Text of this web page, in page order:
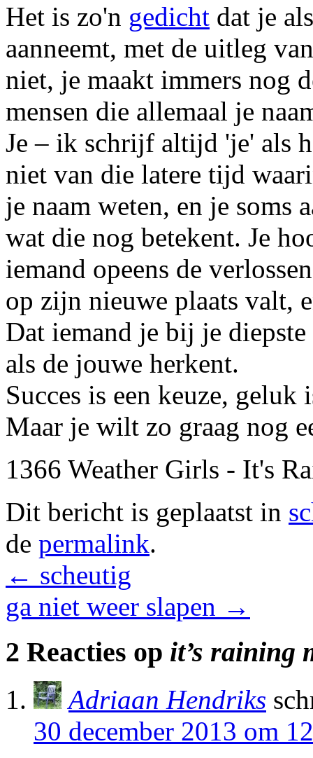
Het is zo'n gedicht dat je
aanneemt, met de uitleg
niet, je maakt immers nog
mensen die allemaal je
Je – ik schrijf altijd 'je' als
niet van die latere tijd
je naam weten, en je soms
wat die nog betekent. Je
iemand opeens de
op zijn nieuwe plaats valt,
Dat iemand je bij je
als de jouwe herkent.
Succes is een keuze, geluk
Maar je wilt zo graag nog
1366 Weather Girls - It's
Dit bericht is geplaatst in
de permalink.
← scheutig
ga niet weer slapen →
2 Reacties op it’s raining
Adriaan Hendriks
30 december 2013 om